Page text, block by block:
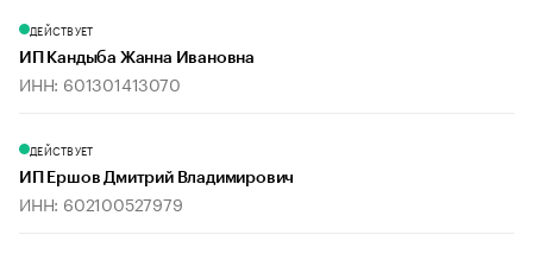
ДЕЙСТВУЕТ
ИП Кандыба Жанна Ивановна
ИНН: 601301413070
ДЕЙСТВУЕТ
ИП Ершов Дмитрий Владимирович
ИНН: 602100527979